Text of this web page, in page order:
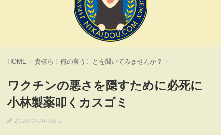
HOME > 貴様ら！俺の言うことを聞いてみませんか？ >
ワクチンの悪さを隠すために必死に
小林製薬叩くカスゴミ
2024/04/14 03:21